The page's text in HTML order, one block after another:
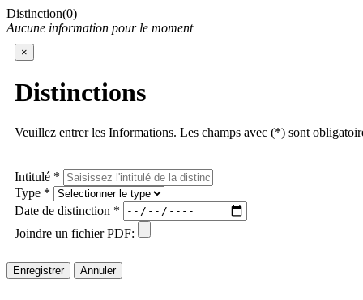
Distinction(0)
Aucune information pour le moment
×
Distinctions
Veuillez entrer les Informations. Les champs avec (*) sont
Intitulé *
Type *
Date de distinction *
Joindre un fichier PDF:
Enregistrer Annuler